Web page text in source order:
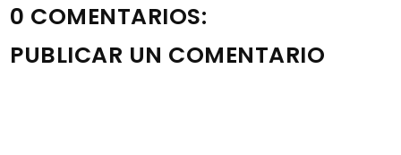
0 COMENTARIOS:
PUBLICAR UN COMENTARIO